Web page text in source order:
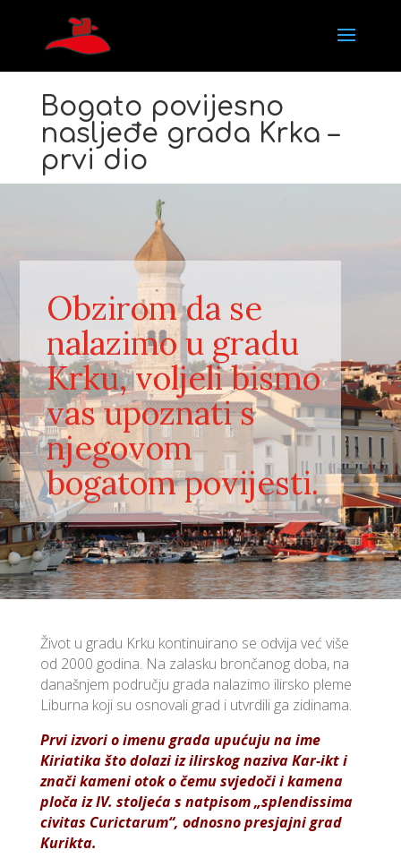
Bogato povijesno
nasljeđe grada Krka –
prvi dio
Obzirom da se
nalazimo u gradu
Krku, voljeli bismo
vas upoznati s
njegovom
bogatom povijesti.
Život u gradu Krku kontinuirano se odvija već više
od 2000 godina. Na zalasku brončanog doba, na
današnjem području grada nalazimo ilirsko pleme
Liburna koji su osnovali grad i utvrdili ga zidinama.
Prvi izvori o imenu grada upućuju na ime
Kiriatika što dolazi iz ilirskog naziva Kar-ikt i
znači kameni otok o čemu svjedoči i kamena
ploča iz IV. stoljeća s natpisom „splendissima
civitas Curictarum“, odnosno presjajni grad
Kurikta.